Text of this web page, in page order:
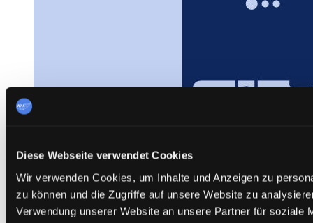
Diese Webseite verwendet Cookies
Wir verwenden Cookies, um Inhalte und Anzeigen zu
zu können und die Zugriffe auf unsere Website zu
Verwendung unserer Website an unsere Partner für soziale